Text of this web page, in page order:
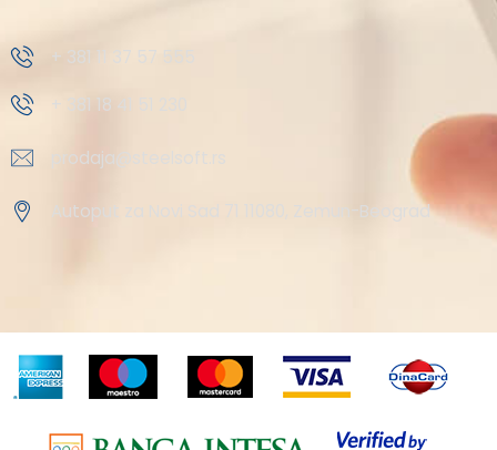
+ 381 11 37 57 555
+ 381 18 41 51 230
prodaja@steelsoft.rs
Autoput za Novi Sad 71 11080, Zemun-Beograd